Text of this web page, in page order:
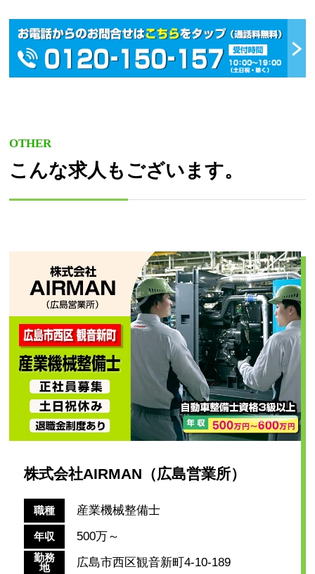
OTHER
こんな求人もございます。
株式会社AIRMAN（広島営業所）
職種 産業機械整備士
年収 500万～
勤務
地
広島市西区観音新町4-10-189